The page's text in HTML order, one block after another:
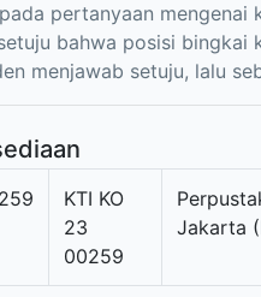
pertanyaan mengenai
bahwa posisi bingkai
menjawab setuju, lalu
KTI KO
23
00259
Jakarta